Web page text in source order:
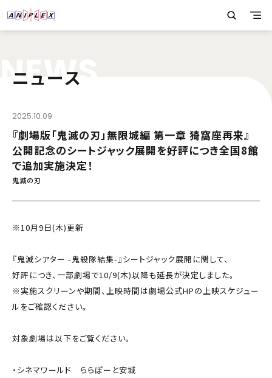
NEWS
ニュース
2025.10.09
『劇場版「鬼滅の刃」無限城編 第一章 猗窩座再来』
公開記念のシートジャック展開を好評につき全国8館
で追加実施決定！
鬼滅の刃
※10月9日(木)更新
『鬼滅シアター -鬼殺隊結集-』シートジャック展開に関して、
好評につき、一部劇場で10/9(木)以降も延長が決定しました。
※実施スクリーンや期間、上映時間は劇場公式HPの上映スケジュー
ルをご確認ください。
対象劇場は以下をご覧ください。
・シネマワールド ららぽーと安城